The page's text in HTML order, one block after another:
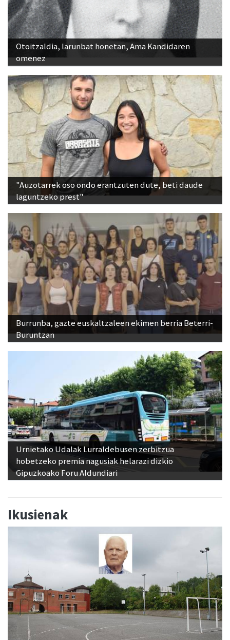
Otoitzaldia, larunbat honetan, Ama Kandidaren
omenez
"Auzotarrek oso ondo erantzuten dute, beti daude
laguntzeko prest"
Burrunba, gazte euskaltzaleen ekimen berria Beterri-
Buruntzan
Urnietako Udalak Lurraldebusen zerbitzua
hobetzeko premia nagusiak helarazi dizkio
Gipuzkoako Foru Aldundiari
Ikusienak